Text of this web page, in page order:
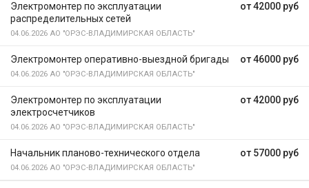
от 42000 руб
Электромонтер по эксплуатации
распределительных сетей
04.06.2026 АО "ОРЭС-ВЛАДИМИРСКАЯ ОБЛАСТЬ"
от 46000 руб
Электромонтер оперативно-выездной бригады
04.06.2026 АО "ОРЭС-ВЛАДИМИРСКАЯ ОБЛАСТЬ"
от 42000 руб
Электромонтер по эксплуатации
электросчетчиков
04.06.2026 АО "ОРЭС-ВЛАДИМИРСКАЯ ОБЛАСТЬ"
от 57000 руб
Начальник планово-технического отдела
04.06.2026 АО "ОРЭС-ВЛАДИМИРСКАЯ ОБЛАСТЬ"